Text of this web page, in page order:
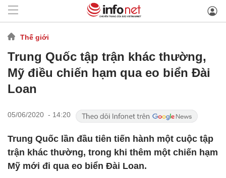
Thế giới
Trung Quốc tập trận khác thường,
Mỹ điều chiến hạm qua eo biển Đài
Loan
05/06/2020 - 14:20
Trung Quốc lần đầu tiên tiến hành một cuộc tập
trận khác thường, trong khi thêm một chiến hạm
Mỹ mới đi qua eo biển Đài Loan.